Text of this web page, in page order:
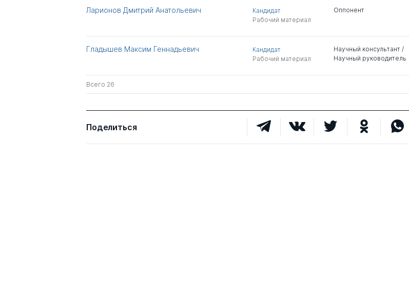
Ларионов Дмитрий Анатольевич
Кандидат
Рабочий материал
Оппонент
Гладышев Максим Геннадьевич
Кандидат
Рабочий материал
Научный консультант /
Научный руководитель
Всего 26
Поделиться